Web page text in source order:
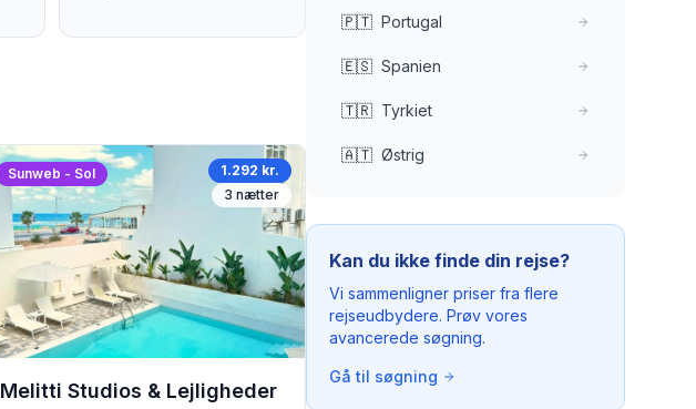
Sunweb - Sol
1.292 kr.
3 nætter
Melitti Studios & Lejligheder
🇵🇹 Portugal
🇪🇸 Spanien
🇹🇷 Tyrkiet
🇦🇹 Østrig
Kan du ikke finde din rejse?
Vi sammenligner priser fra flere
rejseudbydere. Prøv vores
avancerede søgning.
Gå til søgning